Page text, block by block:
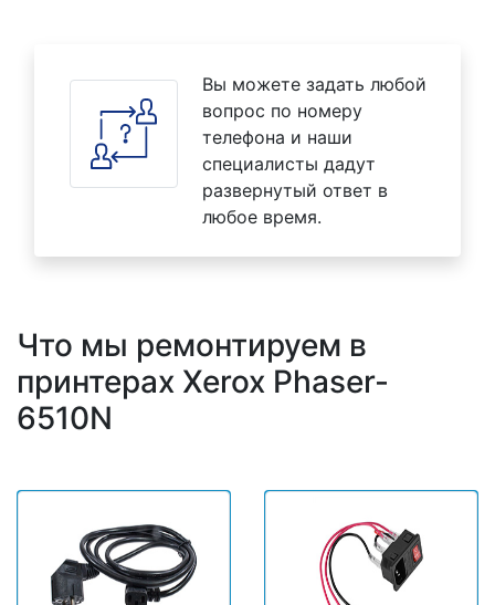
Вы можете задать любой
вопрос по номеру
телефона и наши
специалисты дадут
развернутый ответ в
любое время.
Что мы ремонтируем в
принтерах Xerox Phaser-
6510N